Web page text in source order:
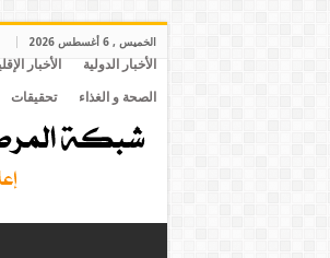
الخميس , 6 أغسطس 2026
الأخبار الدولية الأخبار
الصحة و الغذاء تحقيقات